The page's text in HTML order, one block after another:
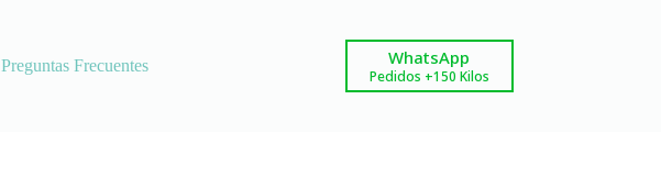
Preguntas Frecuentes WhatsApp
Pedidos +150 Kilos